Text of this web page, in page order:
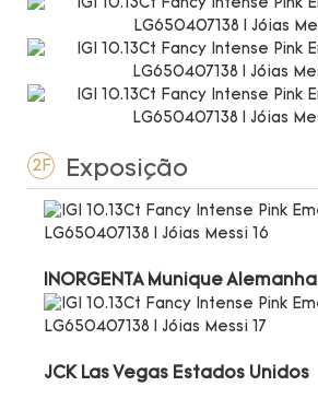
2F Exposição
INORGENTA Munique Alemanha
JCK Las Vegas Estados Unidos